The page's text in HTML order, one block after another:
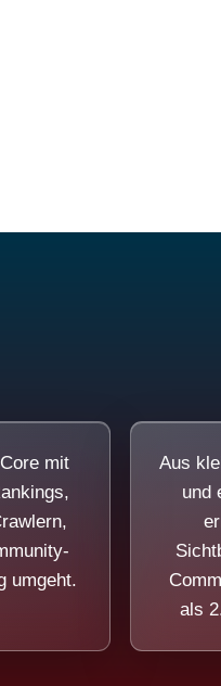
mit
umgeht.
Aus
und
als